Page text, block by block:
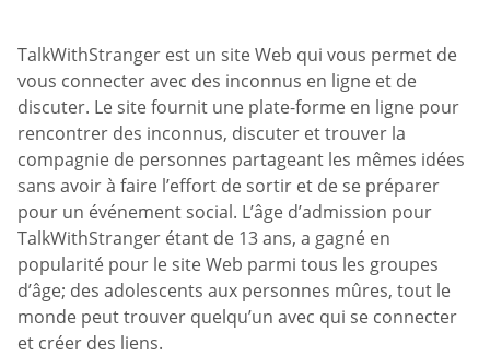
TalkWithStranger est un site Web qui vous permet de
vous connecter avec des inconnus en ligne et de
discuter. Le site fournit une plate-forme en ligne pour
rencontrer des inconnus, discuter et trouver la
compagnie de personnes partageant les mêmes idées
sans avoir à faire l’effort de sortir et de se préparer
pour un événement social. L’âge d’admission pour
TalkWithStranger étant de 13 ans, a gagné en
popularité pour le site Web parmi tous les groupes
d’âge; des adolescents aux personnes mûres, tout le
monde peut trouver quelqu’un avec qui se connecter
et créer des liens.